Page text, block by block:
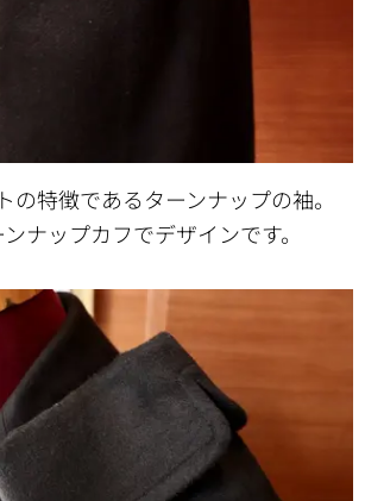
の特徴であるターンナップの袖。
ナップカフでデザインです。